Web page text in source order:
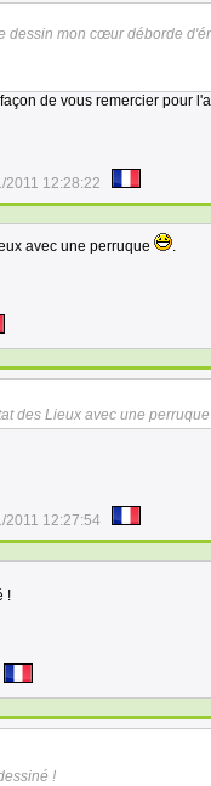
dessin mon cœur déborde
de vous remercier pour
2011 12:28:22
avec une perruque .
des Lieux avec une
2011 12:27:54
!
!